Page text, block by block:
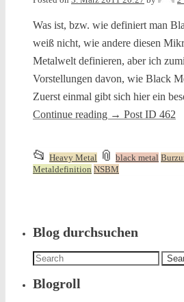
Was ist, bzw. wie definiert man
weiß nicht, wie andere diesen
Metalwelt definieren, aber ich
Vorstellungen davon, wie Black
Zuerst einmal gibt sich hier ein
Continue reading → Post ID 462
📂 This
entry
Heavy Metal 📎 and
tagged
black metal
Metaldefinition NSBM
Blog durchsuchen
Search
for:
Blogroll